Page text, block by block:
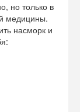
но только в
медицины.
насморк и